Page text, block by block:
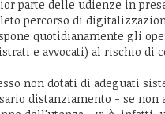
parte delle udienze in
percorso di
quotidianamente gli
e avvocati) al rischio di
non dotati di adeguati
distanziamento - se non